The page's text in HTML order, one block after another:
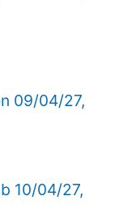
09/04/27,
10/04/27,